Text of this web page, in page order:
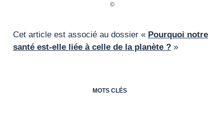
Cet article est associé au dossier « Pourquoi notre
santé est-elle liée à celle de la planète ? »
MOTS CLÉS